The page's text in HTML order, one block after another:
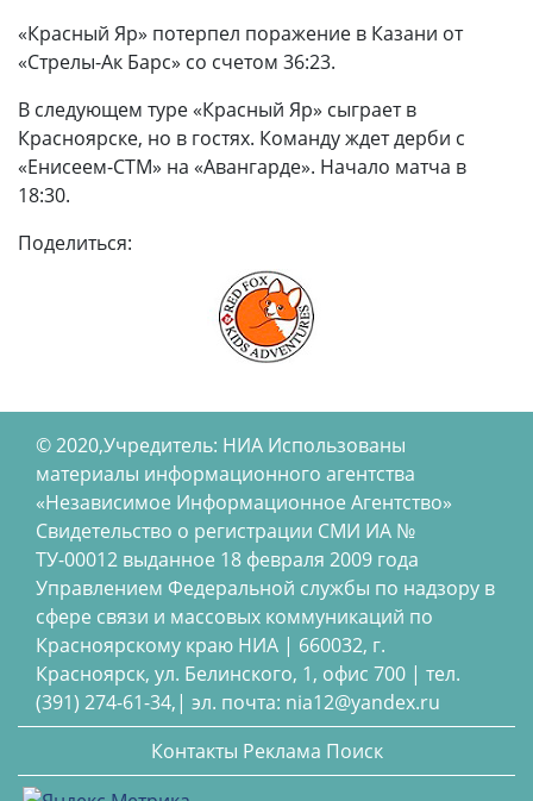
«Красный Яр» потерпел поражение в Казани от
«Стрелы-Ак Барс» со счетом 36:23.
В следующем туре «Красный Яр» сыграет в
Красноярске, но в гостях. Команду ждет дерби с
«Енисеем-СТМ» на «Авангарде». Начало матча в
18:30.
Поделиться:
© 2020,Учредитель: НИА Использованы
материалы информационного агентства
«Независимое Информационное Агентство»
Свидетельство о регистрации СМИ ИА №
ТУ-00012 выданное 18 февраля 2009 года
Управлением Федеральной службы по надзору в
сфере связи и массовых коммуникаций по
Красноярскому краю НИА | 660032, г.
Красноярск, ул. Белинского, 1, офис 700 | тел.
(391) 274-61-34,| эл. почта: nia12@yandex.ru
Контакты Реклама Поиск